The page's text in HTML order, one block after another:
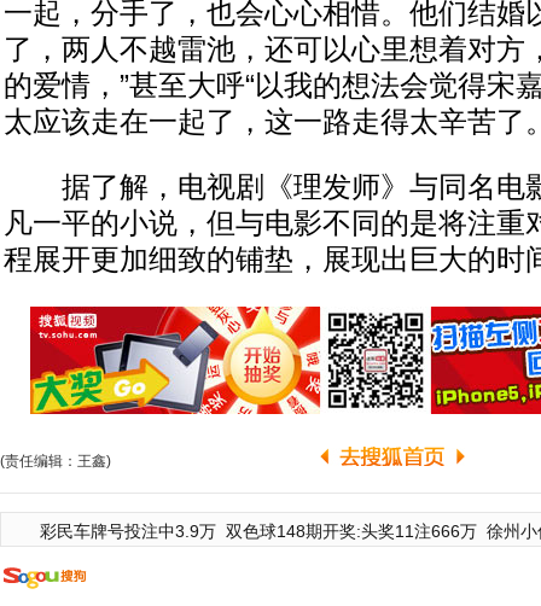
一起，分手了，也会心心相惜。他们结婚
了，两人不越雷池，还可以心里想着对方
的爱情，”甚至大呼“以我的想法会觉得宋
太应该走在一起了，这一路走得太辛苦了
据了解，电视剧《理发师》与同名电
凡一平的小说，但与电影不同的是将注重
程展开更加细致的铺垫，展现出巨大的时
(责任编辑：王鑫)
彩民车牌号投注中3.9万 双色球148期开奖:头奖11注666万 徐州